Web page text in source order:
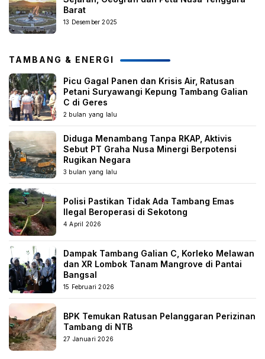
Barat
13 Desember 2025
TAMBANG & ENERGI
Picu Gagal Panen dan Krisis Air, Ratusan
Petani Suryawangi Kepung Tambang Galian
C di Geres
2 bulan yang lalu
Diduga Menambang Tanpa RKAP, Aktivis
Sebut PT Graha Nusa Minergi Berpotensi
Rugikan Negara
3 bulan yang lalu
Polisi Pastikan Tidak Ada Tambang Emas
Ilegal Beroperasi di Sekotong
4 April 2026
Dampak Tambang Galian C, Korleko Melawan
dan XR Lombok Tanam Mangrove di Pantai
Bangsal
15 Februari 2026
BPK Temukan Ratusan Pelanggaran Perizinan
Tambang di NTB
27 Januari 2026